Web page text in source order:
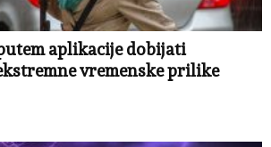
aplikacije dobijati
vremenske prilike